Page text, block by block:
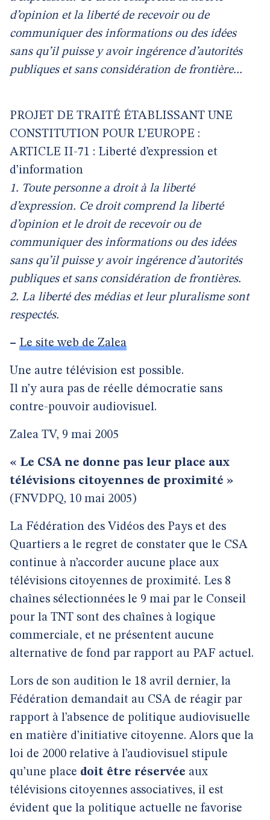
d’opinion et la liberté de recevoir ou de
communiquer des informations ou des idées
sans qu’il puisse y avoir ingérence d’autorités
publiques et sans considération de frontière...
PROJET DE TRAITÉ ÉTABLISSANT UNE
CONSTITUTION POUR L’EUROPE :
ARTICLE II-71 : Liberté d’expression et
d’information
1. Toute personne a droit à la liberté
d’expression. Ce droit comprend la liberté
d’opinion et le droit de recevoir ou de
communiquer des informations ou des idées
sans qu’il puisse y avoir ingérence d’autorités
publiques et sans considération de frontières.
2. La liberté des médias et leur pluralisme sont
respectés.
– Le site web de Zalea
Une autre télévision est possible.
Il n’y aura pas de réelle démocratie sans
contre-pouvoir audiovisuel.
Zalea TV, 9 mai 2005
« Le CSA ne donne pas leur place aux
télévisions citoyennes de proximité »
(FNVDPQ, 10 mai 2005)
La Fédération des Vidéos des Pays et des
Quartiers a le regret de constater que le CSA
continue à n’accorder aucune place aux
télévisions citoyennes de proximité. Les 8
chaînes sélectionnées le 9 mai par le Conseil
pour la TNT sont des chaînes à logique
commerciale, et ne présentent aucune
alternative de fond par rapport au PAF actuel.
Lors de son audition le 18 avril dernier, la
Fédération demandait au CSA de réagir par
rapport à l’absence de politique audiovisuelle
en matière d’initiative citoyenne. Alors que la
loi de 2000 relative à l’audiovisuel stipule
qu’une place doit être réservée aux
télévisions citoyennes associatives, il est
évident que la politique actuelle ne favorise